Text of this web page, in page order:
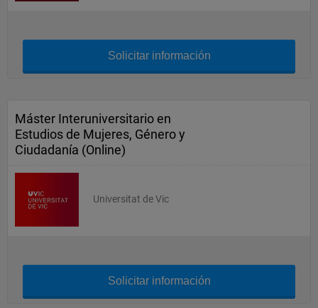
Solicitar información
Máster Interuniversitario en
Estudios de Mujeres, Género y
Ciudadanía (Online)
Universitat de Vic
Solicitar información